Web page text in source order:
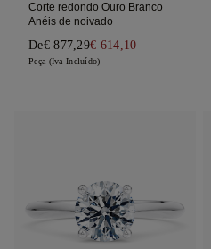
Corte redondo Ouro Branco
Anéis de noivado
De€ 877,29€ 614,10
Peça (Iva Incluído)